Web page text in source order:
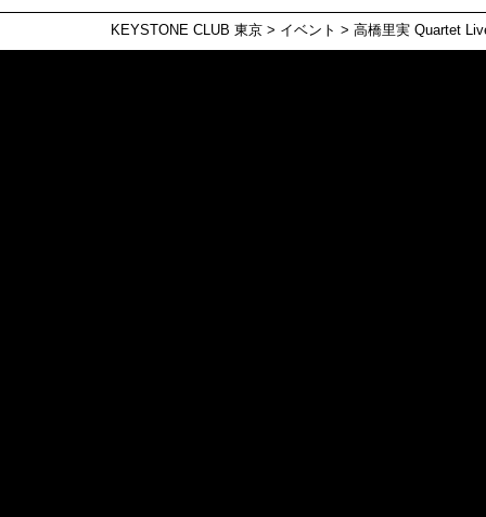
KEYSTONE CLUB 東京 > イベント > 高橋里実 Quartet